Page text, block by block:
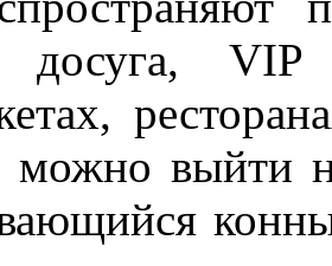
досуга, VIP
можно выйти